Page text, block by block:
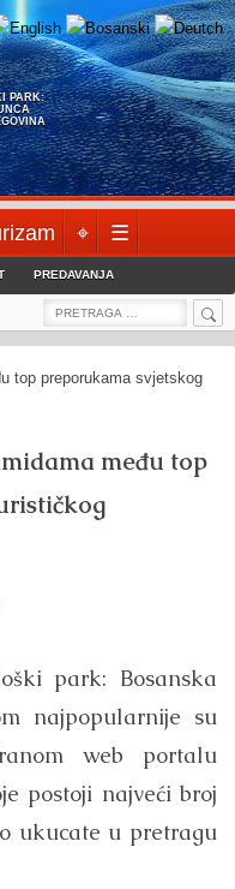
PARK:
⌖ ☰
PREDAVANJA
Search
među top
park: Bosanska
najpopularnije su
web portalu
postoji najveći broj
ukucate u pretragu